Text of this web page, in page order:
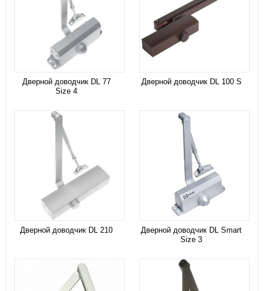
Дверной доводчик DL 77
Size 4
Дверной доводчик DL 100 S
Дверной доводчик DL 210
Дверной доводчик DL Smart
Size 3